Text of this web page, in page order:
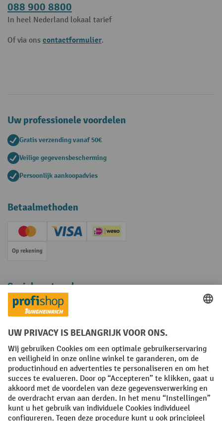
088 900 8800
In heel Nederland lokaal tarief
Of via ons contactformulier.
Uw professionele voordelen
Gratis verzending vanaf 50€
Veilige gegevensbescherming
Persoonlijk aankoopadvies
Betaalmethoden
Creditcard (Master)Creditcard (Visa)iDEAL | Wero
Op rekening
Sociale netwerken
Facebook
YouTube
LinkedInInstagram
Algemene leveringsvoorwaarden Copyright
Privacyverklaring Privacy Instellingen
All prices excl. VAT plusshipping costs and possible delivery charges,
if not stated otherwise.